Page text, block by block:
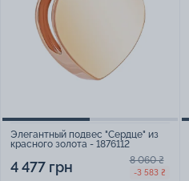
Элегантный подвес "Сердце" из
красного золота - 1876112
4 477 грн 8 060 ₴
-3 583 ₴